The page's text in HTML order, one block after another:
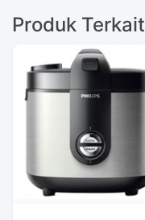
Produk Terkait